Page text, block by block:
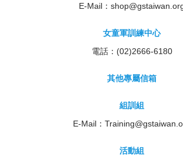
E-Mail：
女童軍訓練中心
電話：(02)2666-6180
其他專屬信箱
組訓組
E-Mail：
活動組